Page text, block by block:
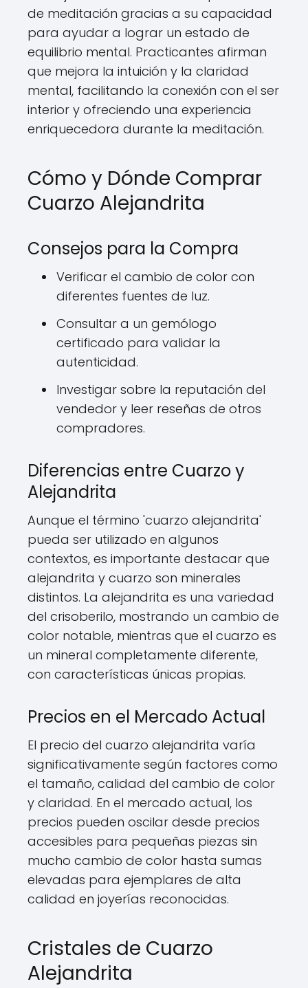
de meditación gracias a su capacidad
para ayudar a lograr un estado de
equilibrio mental. Practicantes afirman
que mejora la intuición y la claridad
mental, facilitando la conexión con el ser
interior y ofreciendo una experiencia
enriquecedora durante la meditación.
Cómo y Dónde Comprar
Cuarzo Alejandrita
Consejos para la Compra
Verificar el cambio de color con
diferentes fuentes de luz.
Consultar a un gemólogo
certificado para validar la
autenticidad.
Investigar sobre la reputación del
vendedor y leer reseñas de otros
compradores.
Diferencias entre Cuarzo y
Alejandrita
Aunque el término 'cuarzo alejandrita'
pueda ser utilizado en algunos
contextos, es importante destacar que
alejandrita y cuarzo son minerales
distintos. La alejandrita es una variedad
del crisoberilo, mostrando un cambio de
color notable, mientras que el cuarzo es
un mineral completamente diferente,
con características únicas propias.
Precios en el Mercado Actual
El precio del cuarzo alejandrita varía
significativamente según factores como
el tamaño, calidad del cambio de color
y claridad. En el mercado actual, los
precios pueden oscilar desde precios
accesibles para pequeñas piezas sin
mucho cambio de color hasta sumas
elevadas para ejemplares de alta
calidad en joyerías reconocidas.
Cristales de Cuarzo
Alejandrita